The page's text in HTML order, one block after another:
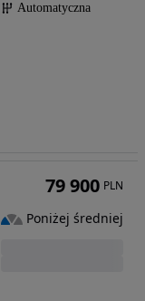
Automatyczna
79 900 PLN
Poniżej średniej